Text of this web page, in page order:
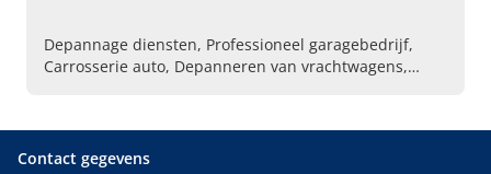
Depannage diensten, Professioneel garagebedrijf,
Carrosserie auto, Depanneren van vrachtwagens,
Contact gegevens